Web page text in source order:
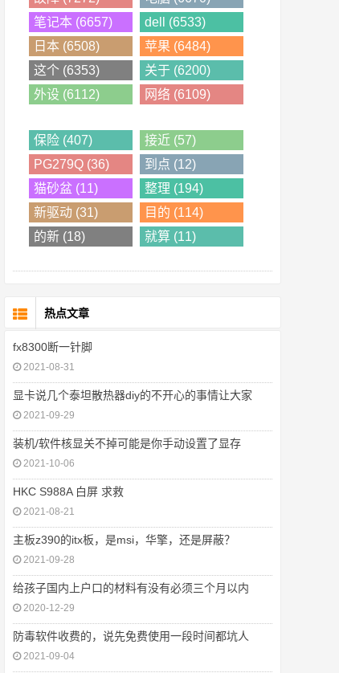
笔记本 (6657)
dell (6533)
日本 (6508)
苹果 (6484)
这个 (6353)
关于 (6200)
外设 (6112)
网络 (6109)
保险 (407)
接近 (57)
PG279Q (36)
到点 (12)
猫砂盆 (11)
整理 (194)
新驱动 (31)
目的 (114)
的新 (18)
就算 (11)
热点文章
fx8300断一针脚
2021-08-31
显卡说几个泰坦散热器diy的不开心的事情让大家
2021-09-29
装机/软件核显关不掉可能是你手动设置了显存
2021-10-06
HKC S988A 白屏 求救
2021-08-21
主板z390的itx板，是msi，华擎，还是屏蔽？
2021-09-28
给孩子国内上户口的材料有没有必须三个月以内
2020-12-29
防毒软件收费的，说先免费使用一段时间都坑人
2021-09-04